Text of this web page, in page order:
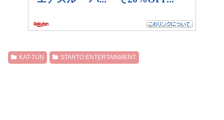
KAT-TUN STARTO ENTERTAINMENT